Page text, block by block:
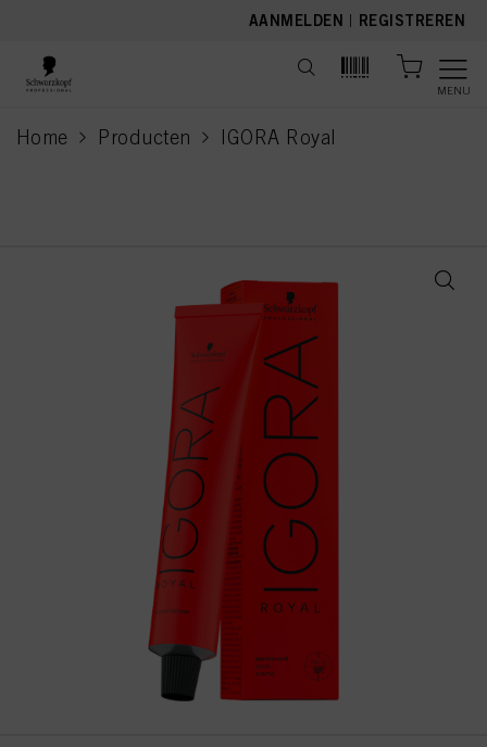
AANMELDEN | REGISTREREN
MENU
Home Producten IGORA Royal
current page